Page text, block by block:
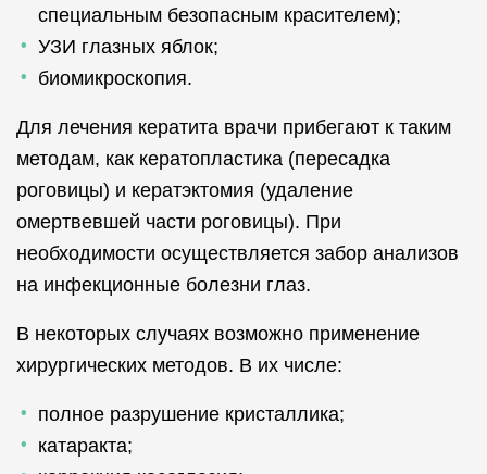
специальным безопасным красителем);
УЗИ глазных яблок;
биомикроскопия.
Для лечения кератита врачи прибегают к таким
методам, как кератопластика (пересадка
роговицы) и кератэктомия (удаление
омертвевшей части роговицы). При
необходимости осуществляется забор анализов
на инфекционные болезни глаз.
В некоторых случаях возможно применение
хирургических методов. В их числе:
полное разрушение кристаллика;
катаракта;